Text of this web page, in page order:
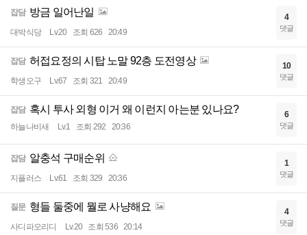
잡담 방금 일어난일
대박식당 Lv.20 조회 626 20:49
4
댓글
잡담 허접요정의 시탑 노말 92층 도전영상
학생오구 Lv.67 조회 321 20:49
10
댓글
잡담 혹시 투사 외형 이거 왜 이런지 아는분 있나요?
하늘나비새 Lv.1 조회 292 20:36
6
댓글
잡담 알충석 구매순위
지플러스 Lv.61 조회 329 20:36
1
댓글
질문 형들 둘중에 뭘로 사냥해요
사디파오리디 Lv.20 조회 536 20:14
4
댓글